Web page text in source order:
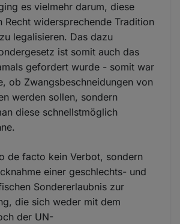
es vielmehr darum, diese
Recht widersprechende Tradition
legalisieren. Das dazu
ist somit auch das
gefordert wurde - somit war
ob Zwangsbeschneidungen von
werden sollen, sondern
diese schnellstmöglich
de facto kein Verbot, sondern
einer geschlechts- und
Sondererlaubnis zur
die sich weder mit dem
der UN-